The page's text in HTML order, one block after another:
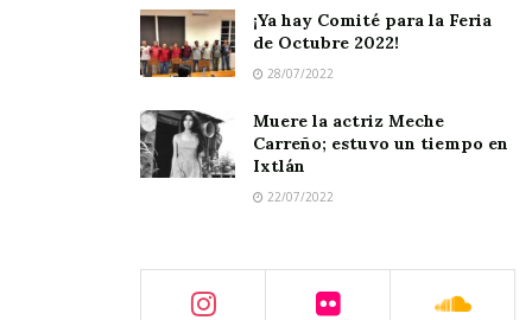
de adhesión, por lo que fue acreedora de una
multa superior a los 250 mil pesos.
¡Ya hay Comité para la Feria
de Octubre 2022!
28/07/2022
Muere la actriz Meche
Carreño; estuvo un tiempo en
Ixtlán
22/07/2022